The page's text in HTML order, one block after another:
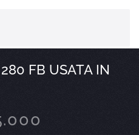
FB USATA IN